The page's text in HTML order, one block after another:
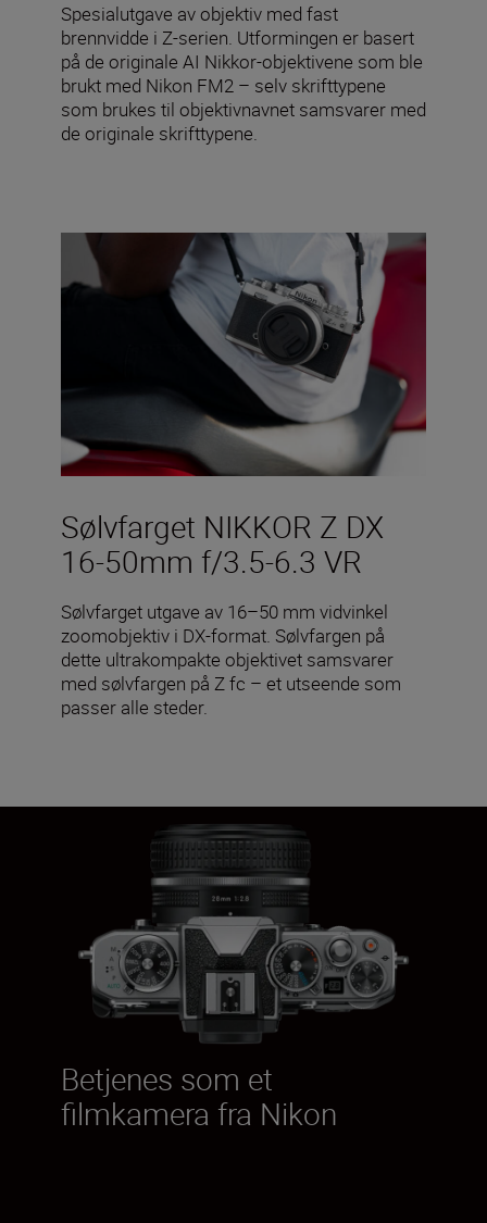
Spesialutgave av objektiv med fast
brennvidde i Z-serien. Utformingen er basert
på de originale AI Nikkor-objektivene som ble
brukt med Nikon FM2 – selv skrifttypene
som brukes til objektivnavnet samsvarer med
de originale skrifttypene.
Sølvfarget NIKKOR Z DX
16-50mm f/3.5-6.3 VR
Sølvfarget utgave av 16–50 mm vidvinkel
zoomobjektiv i DX-format. Sølvfargen på
dette ultrakompakte objektivet samsvarer
med sølvfargen på Z fc – et utseende som
passer alle steder.
Betjenes som et
filmkamera fra Nikon